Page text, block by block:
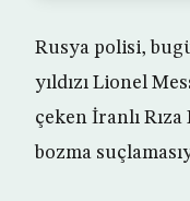
Rusya polisi,
yıldızı Lionel
çeken İranlı
bozma